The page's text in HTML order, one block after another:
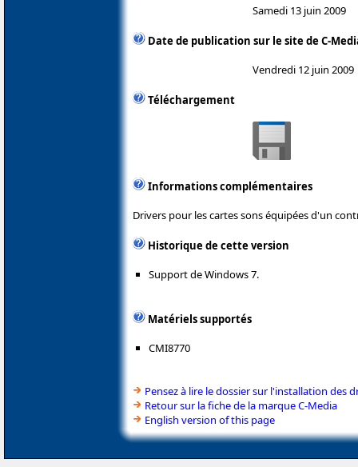
Samedi 13 juin 2009
Date de publication sur le site de C-
Vendredi 12 juin 2009
Téléchargement
Informations complémentaires
Drivers pour les cartes sons équipées d'un
Historique de cette version
Support de Windows 7.
Matériels supportés
CMI8770
Pensez à lire le dossier sur l'installation des
Retour sur la fiche de la marque C-Media
English version of this page